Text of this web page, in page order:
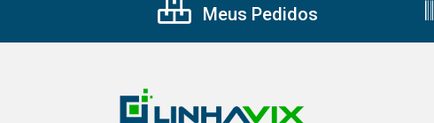
Meus Pedidos